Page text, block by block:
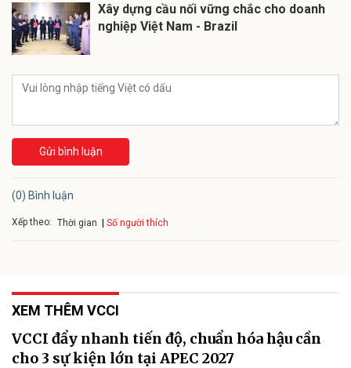
Xây dựng cầu nối vững chắc cho doanh
nghiệp Việt Nam - Brazil
Gửi bình luận
(0) Bình luận
Xếp theo: Thời gian Số người thích
XEM THÊM VCCI
VCCI đẩy nhanh tiến độ, chuẩn hóa hậu cần
cho 3 sự kiện lớn tại APEC 2027